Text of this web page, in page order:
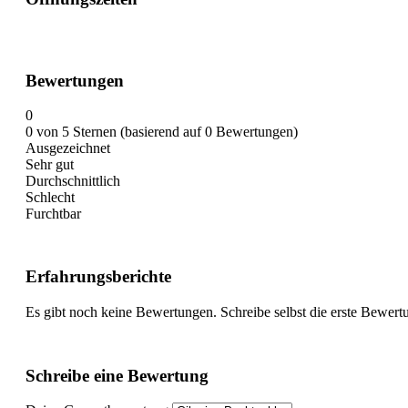
Bewertungen
0
0 von 5 Sternen (basierend auf 0 Bewertungen)
Ausgezeichnet
Sehr gut
Durchschnittlich
Schlecht
Furchtbar
Erfahrungsberichte
Es gibt noch keine Bewertungen. Schreibe selbst die erste
Schreibe eine Bewertung